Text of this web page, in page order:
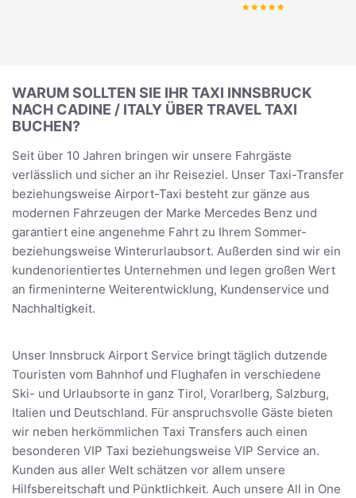
WARUM SOLLTEN SIE IHR TAXI INNSBRUCK
NACH CADINE / ITALY ÜBER TRAVEL TAXI
BUCHEN?
Seit über 10 Jahren bringen wir unsere Fahrgäste
verlässlich und sicher an ihr Reiseziel. Unser Taxi-Transfer
beziehungsweise Airport-Taxi besteht zur gänze aus
modernen Fahrzeugen der Marke Mercedes Benz und
garantiert eine angenehme Fahrt zu Ihrem Sommer-
beziehungsweise Winterurlaubsort. Außerden sind wir ein
kundenorientiertes Unternehmen und legen großen Wert
an firmeninterne Weiterentwicklung, Kundenservice und
Nachhaltigkeit.
Unser Innsbruck Airport Service bringt täglich dutzende
Touristen vom Bahnhof und Flughafen in verschiedene
Ski- und Urlaubsorte in ganz Tirol, Vorarlberg, Salzburg,
Italien und Deutschland. Für anspruchsvolle Gäste bieten
wir neben herkömmlichen Taxi Transfers auch einen
besonderen VIP Taxi beziehungsweise VIP Service an.
Kunden aus aller Welt schätzen vor allem unsere
Hilfsbereitschaft und Pünktlichkeit. Auch unsere All in One